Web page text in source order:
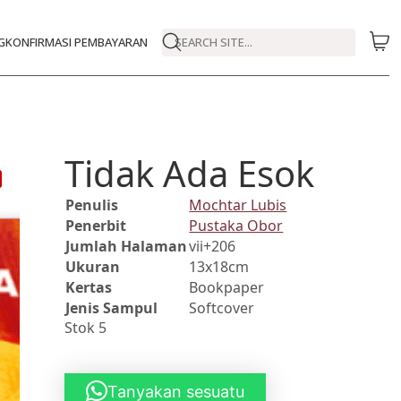
KONFIRMASI PEMBAYARAN SEARCH SITE...
Tidak Ada Esok
Penulis
Mochtar Lubis
Penerbit
Pustaka Obor
Jumlah Halamanvii+206
Ukuran
13x18cm
Kertas
Bookpaper
Jenis Sampul
Softcover
Stok 5
Tanyakan sesuatu